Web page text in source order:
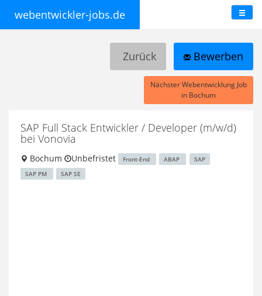
webentwickler-jobs.de
Zurück Bewerben
Nächster Webentwicklung Job
in Bochum
SAP Full Stack Entwickler / Developer (m/w/d)
bei Vonovia
Bochum Unbefristet Front-End ABAP
SAP
SAP PM
SAP SE